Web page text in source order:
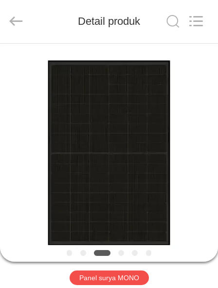
KUALITAS
LTD.
Detail produk
Panel surya MONO